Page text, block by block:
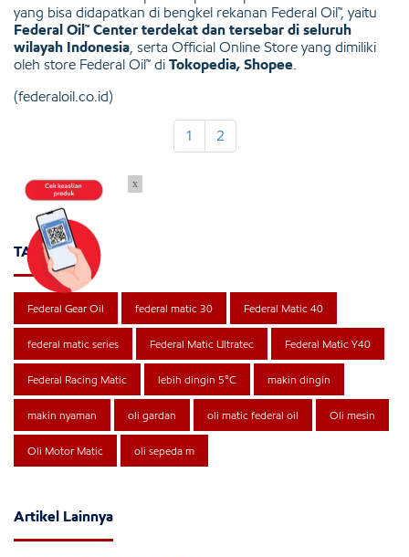
yang bisa didapatkan di bengkel rekanan Federal Oil™, yaitu
Federal Oil™ Center terdekat dan tersebar di seluruh
wilayah Indonesia , serta Official Online Store yang dimiliki
oleh store Federal Oil™ di Tokopedia, Shopee
(federaloil.co.id)
1 2
TAGS
Federal Gear Oil federal matic 30 Federal Matic 40
federal matic series Federal Matic Ultratec Federal Matic Y40
Federal Racing Matic lebih dingin 5°C makin dingin
makin nyaman oli gardan oli matic federal oil Oli mesin
Oli Motor Matic oli sepeda m
Artikel Lainnya
x